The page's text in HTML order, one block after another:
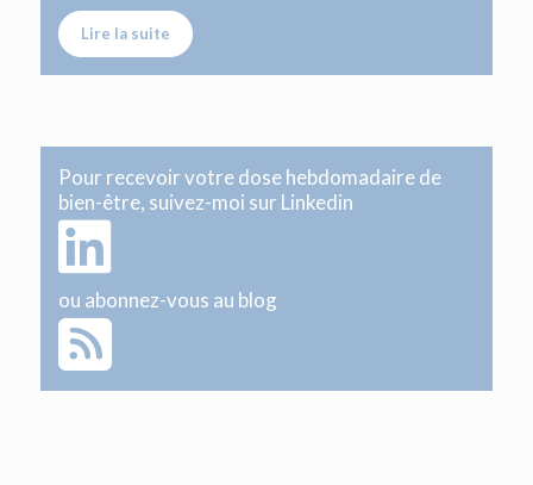
Lire la suite
Pour recevoir votre dose hebdomadaire de
bien-être, suivez-moi sur Linkedin
ou abonnez-vous au blog